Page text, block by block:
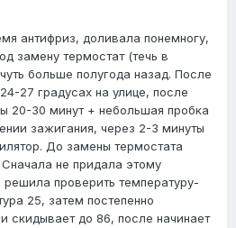
антифриз, доливала понемногу,
замену термостат (течь в
больше полугода назад. После
27 градусах на улице, после
20-30 минут + небольшая пробка
зажигания, через 2-3 минуты
До замены термостата
не придала этому
решила проверить температуру-
25, затем постепенно
скидывает до 86, после начинает